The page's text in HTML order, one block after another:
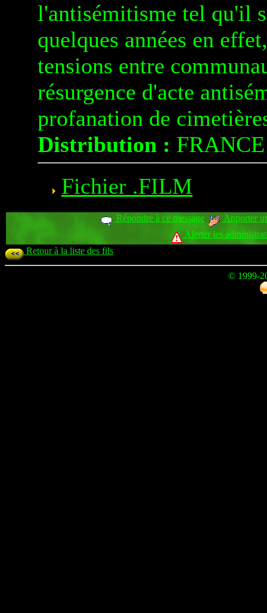
l'antisémitisme tel qu'il
quelques années en
tensions entre
résurgence d'acte
profanation de
Distribution :
Fichier .FILM
Répondre à ce message
Apporter
Alerter les
Retour à la liste des fils
© 1999-